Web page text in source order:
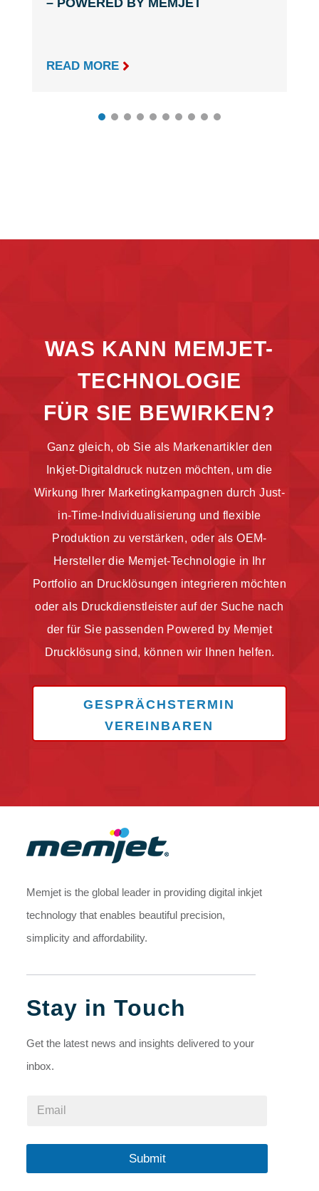
– POWERED BY MEMJET
READ MORE 
WAS KANN MEMJET-
TECHNOLOGIE
FÜR SIE BEWIRKEN?
Ganz gleich, ob Sie als Markenartikler den
Inkjet-Digitaldruck nutzen möchten, um die
Wirkung Ihrer Marketingkampagnen durch Just-
in-Time-Individualisierung und flexible
Produktion zu verstärken, oder als OEM-
Hersteller die Memjet-Technologie in Ihr
Portfolio an Drucklösungen integrieren möchten
oder als Druckdienstleister auf der Suche nach
der für Sie passenden Powered by Memjet
Drucklösung sind, können wir Ihnen helfen.
GESPRÄCHSTERMIN
VEREINBAREN
Memjet is the global leader in providing digital inkjet
technology that enables beautiful precision,
simplicity and affordability.
Stay in Touch
Get the latest news and insights delivered to your
inbox.
i
*
Submit